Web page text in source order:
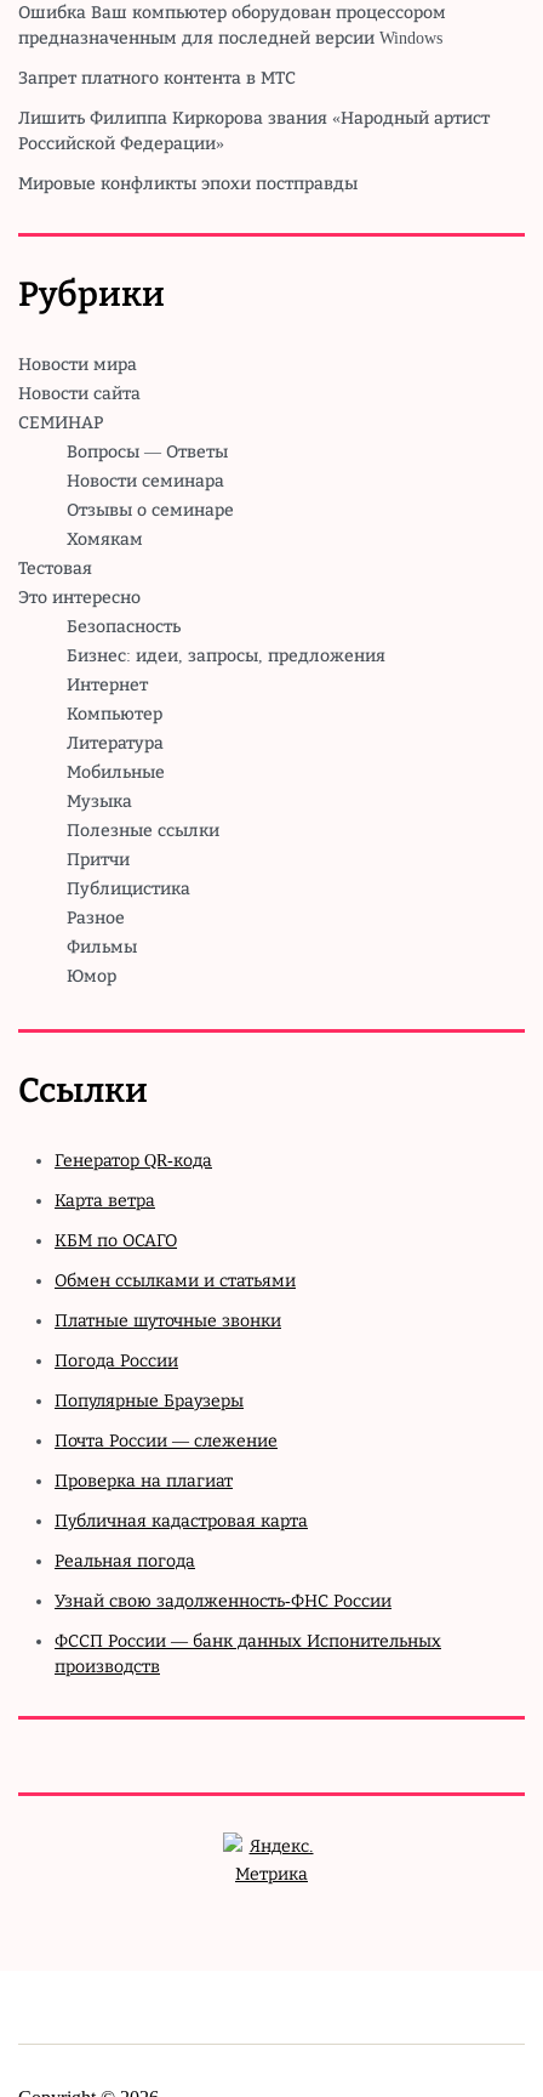
Ошибка Ваш компьютер оборудован процессором
предназначенным для последней версии Windows
Запрет платного контента в МТС
Лишить Филиппа Киркорова звания «Народный артист
Российской Федерации»
Мировые конфликты эпохи постправды
Рубрики
Новости мира
Новости сайта
СЕМИНАР
Вопросы — Ответы
Новости семинара
Отзывы о семинаре
Хомякам
Тестовая
Это интересно
Безопасность
Бизнес: идеи, запросы, предложения
Интернет
Компьютер
Литература
Мобильные
Музыка
Полезные ссылки
Притчи
Публицистика
Разное
Фильмы
Юмор
Ссылки
Генератор QR-кода
Карта ветра
КБМ по ОСАГО
Обмен ссылками и статьями
Платные шуточные звонки
Погода России
Популярные Браузеры
Почта России — слежение
Проверка на плагиат
Публичная кадастровая карта
Реальная погода
Узнай свою задолженность-ФНС России
ФССП России — банк данных Испонительных
производств